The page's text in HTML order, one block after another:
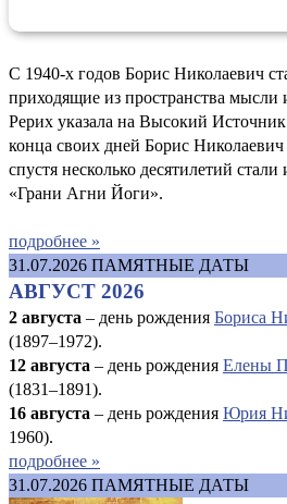
С 1940-х годов Борис Николаевич
приходящие из пространства мысли
Рерих указала на Высокий
конца своих дней Борис
спустя несколько десятилетий
«Грани Агни Йоги».
подробнее »
31.07.2026 ПАМЯТНЫЕ ДАТЫ
АВГУСТ 2026
2 августа – день рождения Бориса
(1897–1972).
12 августа – день рождения Елены
(1831–1891).
16 августа – день рождения Юрия
1960).
подробнее »
31.07.2026 ПАМЯТНЫЕ ДАТЫ